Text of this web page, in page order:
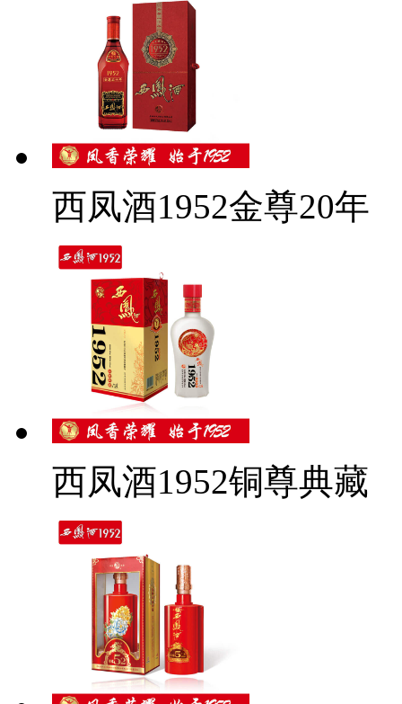
西凤酒1952金尊20年
西凤酒1952铜尊典藏